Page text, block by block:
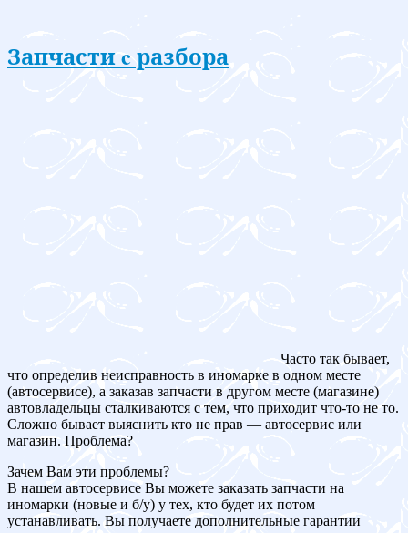
Запчасти c разбора
Часто так бывает,
что определив неисправность в иномарке в одном месте
(автосервисе), а заказав запчасти в другом месте (магазине)
автовладельцы сталкиваются с тем, что приходит что-то не то.
Сложно бывает выяснить кто не прав — автосервис или
магазин. Проблема?
Зачем Вам эти проблемы?
В нашем автосервисе Вы можете заказать запчасти на
иномарки (новые и б/у) у тех, кто будет их потом
устанавливать. Вы получаете дополнительные гарантии